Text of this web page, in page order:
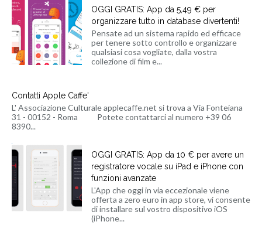
OGGI GRATIS: App da 5,49 € per
organizzare tutto in database divertenti!
Pensate ad un sistema rapido ed efficace
per tenere sotto controllo e organizzare
qualsiasi cosa vogliate, dalla vostra
collezione di film e...
Contatti Apple Caffe'
L' Associazione Culturale applecaffe.net si trova a Via Fonteiana
31 - 00152 - Roma Potete contattarci al numero +39 06
8390...
OGGI GRATIS: App da 10 € per avere un
registratore vocale su iPad e iPhone con
funzioni avanzate
L'App che oggi in via eccezionale viene
offerta a zero euro in app store, vi consente
di installare sul vostro dispositivo iOS
(iPhone...